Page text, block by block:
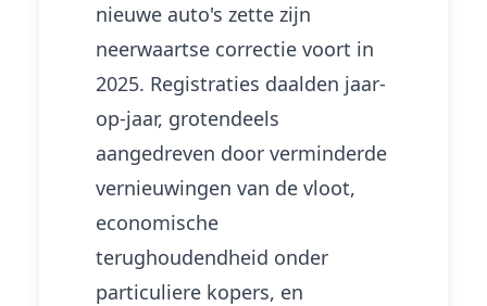
nieuwe auto's zette zijn
neerwaartse correctie voort in
2025. Registraties daalden jaar-
op-jaar, grotendeels
aangedreven door verminderde
vernieuwingen van de vloot,
economische
terughoudendheid onder
particuliere kopers, en